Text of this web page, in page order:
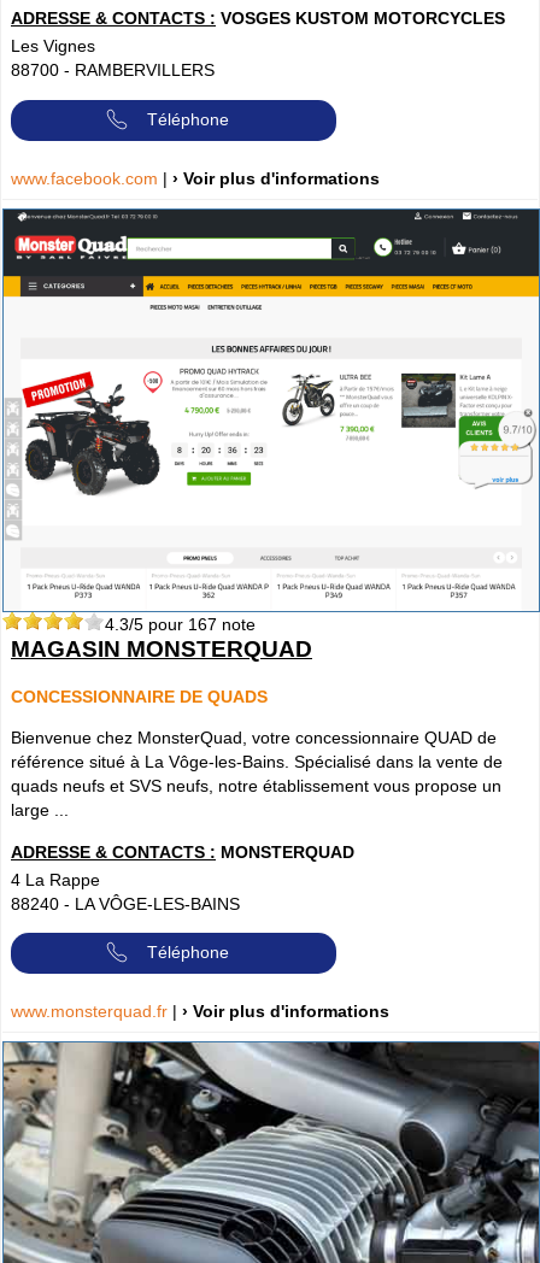
ADRESSE & CONTACTS : VOSGES KUSTOM MOTORCYCLES
Les Vignes
88700 - RAMBERVILLERS
Téléphone
www.facebook.com | › Voir plus d'informations
4.3/5 pour 167 note
MAGASIN MONSTERQUAD
CONCESSIONNAIRE DE QUADS
Bienvenue chez MonsterQuad, votre concessionnaire QUAD de
référence situé à La Vôge-les-Bains. Spécialisé dans la vente de
quads neufs et SVS neufs, notre établissement vous propose un
large ...
ADRESSE & CONTACTS : MONSTERQUAD
4 La Rappe
88240 - LA VÔGE-LES-BAINS
Téléphone
www.monsterquad.fr | › Voir plus d'informations